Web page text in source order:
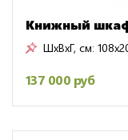
Книжный шкаф
ШxВxГ, см:
137 000 руб